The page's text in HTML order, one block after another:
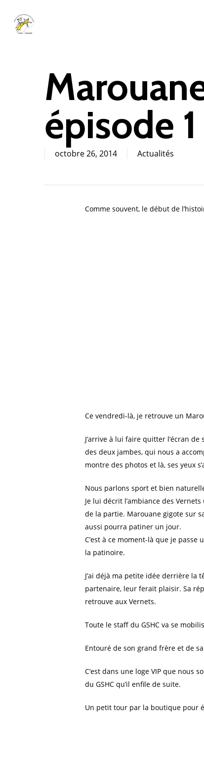
main
Cliquez sur Rechercher ou ESC pour fermer
épisode 1
octobre 26, 2014 Actualités
Comme souvent, le début de
Ce vendredi-là, je retrouve un
J’arrive à lui faire quitter l’écran
des deux jambes, qui nous a
montre des photos et là, ses yeux
Nous parlons sport et bien
Je lui décrit l’ambiance des
de la partie. Marouane gigote sur
aussi pourra patiner un jour.
C’est à ce moment-là que je
la patinoire.
J’ai déjà ma petite idée derrière la
partenaire, leur ferait plaisir. Sa
retrouve aux Vernets.
Toute le staff du GSHC va se
Entouré de son grand frère et de
C’est dans une loge VIP que nous
du GSHC qu’il enfile de suite.
Un petit tour par la boutique pour